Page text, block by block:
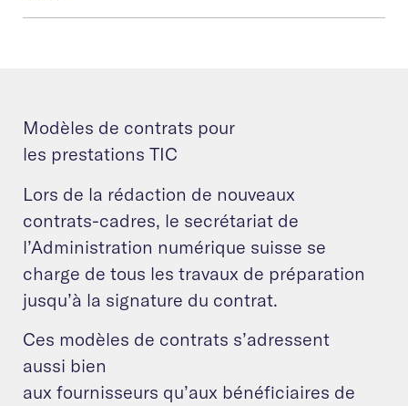
Modèles de contrats pour
les prestations TIC
Lors de la rédaction de nouveaux
contrats-cadres, le secrétariat de
l’Administration numérique suisse se
charge de tous les travaux de préparation
jusqu’à la signature du contrat.
Ces modèles de contrats s’adressent
aussi bien
aux fournisseurs qu’aux bénéficiaires de